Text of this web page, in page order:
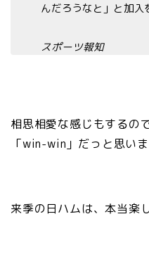
んだろうなと」と加入
スポーツ報知
相思相愛な感じもするの
「win-win」だっと思いま
来季の日ハムは、本当楽